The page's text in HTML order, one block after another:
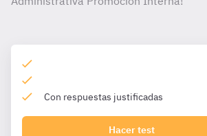
Con respuestas justificadas
Hacer test